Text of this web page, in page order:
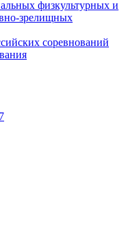
физкультурных и
зрелищных
соревнований